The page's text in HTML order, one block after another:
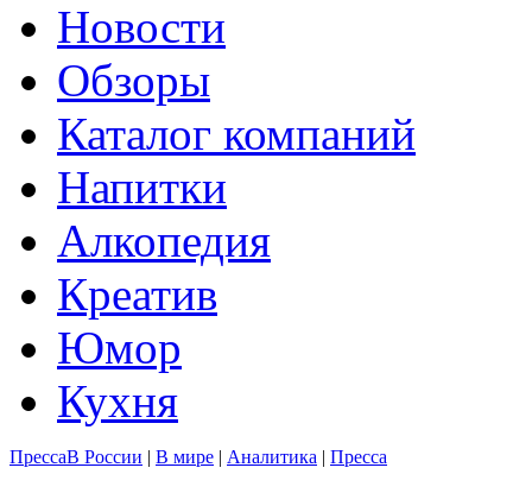
Новости
Обзоры
Каталог компаний
Напитки
Алкопедия
Креатив
Юмор
Кухня
ПрессаВ России | В мире | Аналитика | Пресса